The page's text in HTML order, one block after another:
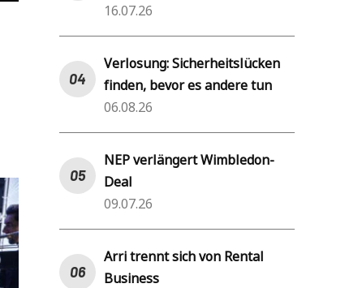
16.07.26
Verlosung: Sicherheitslücken
finden, bevor es andere tun
06.08.26
NEP verlängert Wimbledon-
Deal
09.07.26
Arri trennt sich von Rental
Business